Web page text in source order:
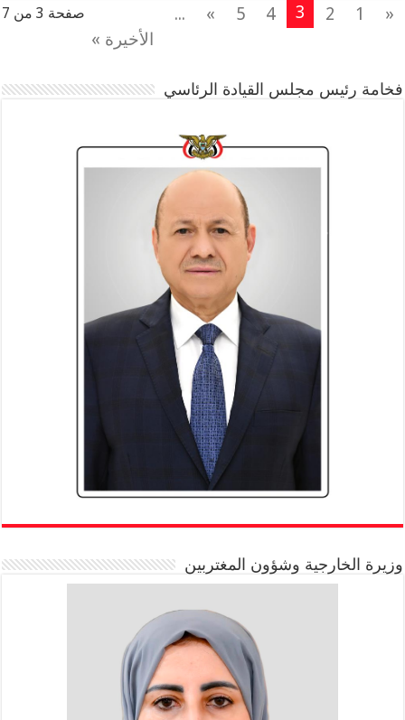
صفحة 3 من 7 «
1
2
3
4
5
»
...
الأخيرة »
فخامة رئيس مجلس القيادة الرئاسي
وزيرة الخارجية وشؤون المغتربين